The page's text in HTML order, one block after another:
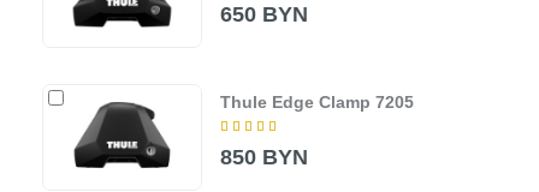
650 BYN
Thule Edge Clamp 7205
850 BYN